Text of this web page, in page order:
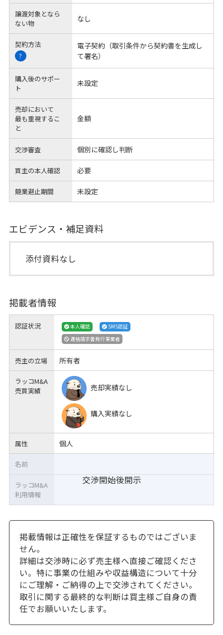
譲渡対象となら
ない物
なし
契約方法
?
電子契約（取引条件から契約書を生成し
て署名）
購入後のサポー
ト
未設定
売却において
最も重視するこ
と
金額
交渉審査 個別に確認し判断
買主の本人確認 必要
競業避止期間 未設定
エビデンス・補足資料
添付資料なし
掲載者情報
認証状況 本人確認
SMS認証
適格請求書発行事業者
売主の立場 所有者
ラッコM&A
売買実績
売却実績なし
購入実績なし
属性 個人
交渉開始後開示
名前
ラッコM&A
利用情報
掲載情報は正確性を保証するものではございま
せん。
詳細は交渉時に必ず売主様へ直接ご確認くださ
い。特に事業の仕組みや収益構造について十分
にご理解・ご納得の上で交渉されてください。
取引に関する最終的な判断は買主様ご自身の責
任でお願いいたします。